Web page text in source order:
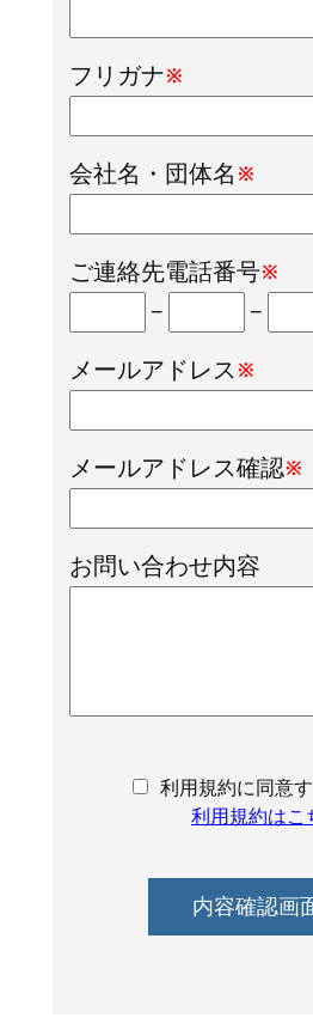
フリガナ※
会社名・団体名※
ご連絡先電話番号※
– –
メールアドレス※
メールアドレス確認※
お問い合わせ内容
利用規約に同意す
利用規約はこ